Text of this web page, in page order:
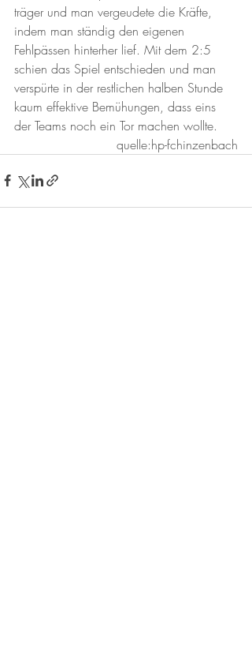
träger und man vergeudete die Kräfte,
indem man ständig den eigenen
Fehlpässen hinterher lief. Mit dem 2:5
schien das Spiel entschieden und man
verspürte in der restlichen halben Stunde
kaum effektive Bemühungen, dass eins
der Teams noch ein Tor machen wollte.
quelle:hp-fchinzenbach